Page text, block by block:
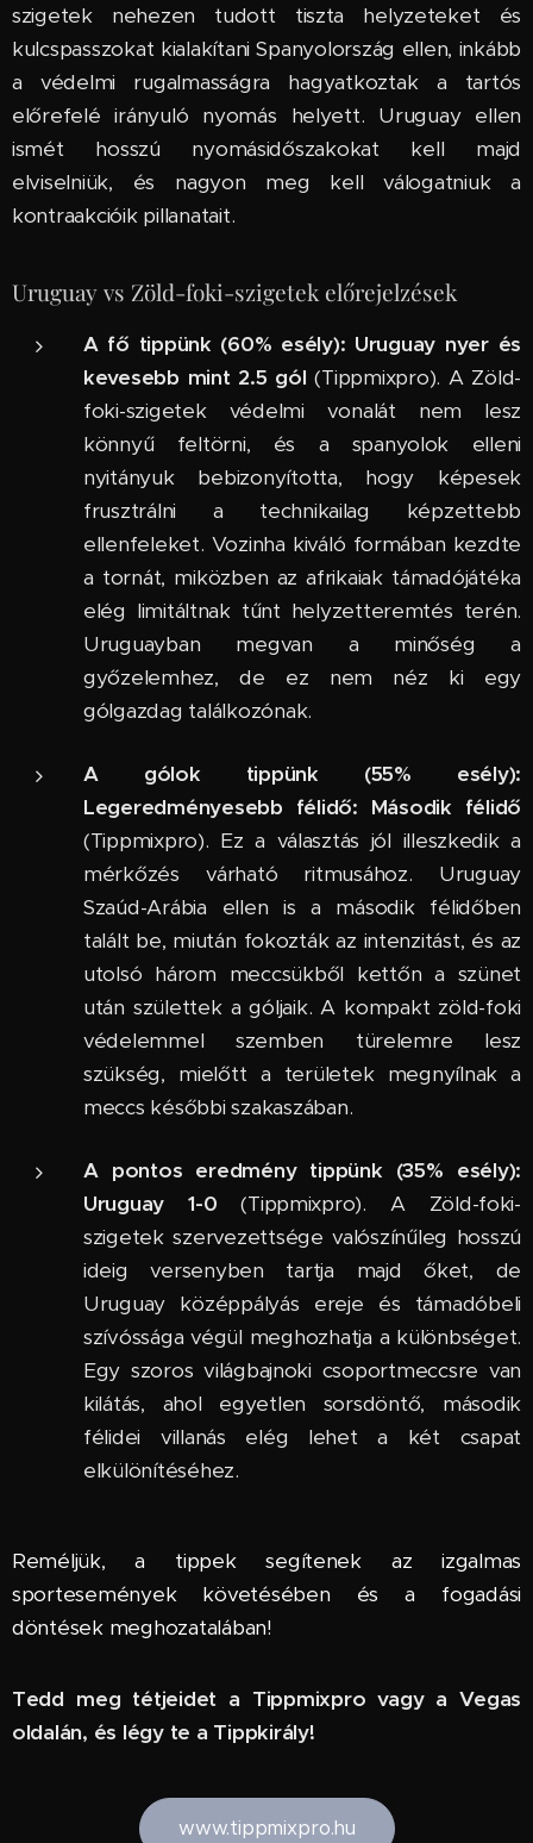
szigetek nehezen tudott tiszta helyzeteket és
kulcspasszokat kialakítani Spanyolország ellen, inkább
a védelmi rugalmasságra hagyatkoztak a tartós
előrefelé irányuló nyomás helyett. Uruguay ellen
ismét hosszú nyomásidőszakokat kell majd
elviselniük, és nagyon meg kell válogatniuk a
kontraakcióik pillanatait.
Uruguay vs Zöld-foki-szigetek előrejelzések
A fő tippünk (60% esély): Uruguay nyer és
kevesebb mint 2.5 gól (Tippmixpro). A Zöld-
foki-szigetek védelmi vonalát nem lesz
könnyű feltörni, és a spanyolok elleni
nyitányuk bebizonyította, hogy képesek
frusztrálni a technikailag képzettebb
ellenfeleket. Vozinha kiváló formában kezdte
a tornát, miközben az afrikaiak támadójátéka
elég limitáltnak tűnt helyzetteremtés terén.
Uruguayban megvan a minőség a
győzelemhez, de ez nem néz ki egy
gólgazdag találkozónak.
A gólok tippünk (55% esély):
Legeredményesebb félidő: Második félidő
(Tippmixpro). Ez a választás jól illeszkedik a
mérkőzés várható ritmusához. Uruguay
Szaúd-Arábia ellen is a második félidőben
talált be, miután fokozták az intenzitást, és az
utolsó három meccsükből kettőn a szünet
után születtek a góljaik. A kompakt zöld-foki
védelemmel szemben türelemre lesz
szükség, mielőtt a területek megnyílnak a
meccs későbbi szakaszában.
A pontos eredmény tippünk (35% esély):
Uruguay 1-0 (Tippmixpro). A Zöld-foki-
szigetek szervezettsége valószínűleg hosszú
ideig versenyben tartja majd őket, de
Uruguay középpályás ereje és támadóbeli
szívóssága végül meghozhatja a különbséget.
Egy szoros világbajnoki csoportmeccsre van
kilátás, ahol egyetlen sorsdöntő, második
félidei villanás elég lehet a két csapat
elkülönítéséhez.
Reméljük, a tippek segítenek az izgalmas
sportesemények követésében és a fogadási
döntések meghozatalában!
Tedd meg tétjeidet a Tippmixpro vagy a Vegas
oldalán, és légy te a Tippkirály!
www.tippmixpro.hu